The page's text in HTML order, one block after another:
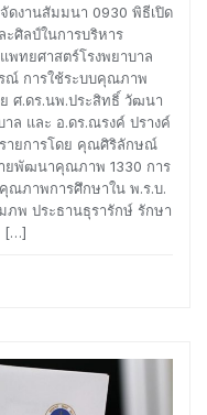
ดงานสัมมนา 0930 พิธีเปิด
ะศิลป์ในการบริหาร
ทยศาสตร์โรงพยาบาล
ณ์ การใช้ระบบคุณภาพ
ศ.ดร.นพ.ประสิทธิ์ วัฒนา
ล และ อ.ดร.ณรงค์ ปรางค์
ายการโดย คุณศิริลักษณ์
ยพัฒนาคุณภาพ 1330 การ
คุณภาพการศึกษาใน พ.ร.บ.
ภพ ประธานธุรารักษ์ รักษา
[…]